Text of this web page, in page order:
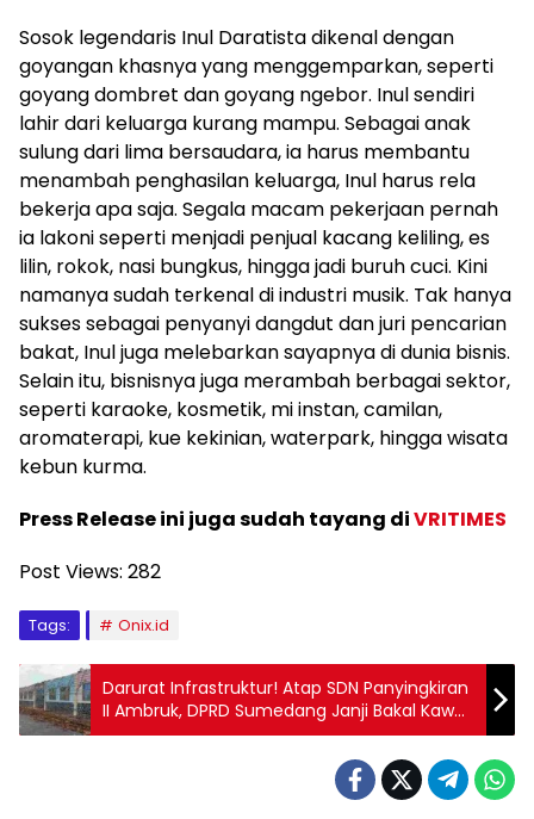
Sosok legendaris Inul Daratista dikenal dengan
goyangan khasnya yang menggemparkan, seperti
goyang dombret dan goyang ngebor. Inul sendiri
lahir dari keluarga kurang mampu. Sebagai anak
sulung dari lima bersaudara, ia harus membantu
menambah penghasilan keluarga, Inul harus rela
bekerja apa saja. Segala macam pekerjaan pernah
ia lakoni seperti menjadi penjual kacang keliling, es
lilin, rokok, nasi bungkus, hingga jadi buruh cuci. Kini
namanya sudah terkenal di industri musik. Tak hanya
sukses sebagai penyanyi dangdut dan juri pencarian
bakat, Inul juga melebarkan sayapnya di dunia bisnis.
Selain itu, bisnisnya juga merambah berbagai sektor,
seperti karaoke, kosmetik, mi instan, camilan,
aromaterapi, kue kekinian, waterpark, hingga wisata
kebun kurma.
Press Release ini juga sudah tayang diVRITIMES
Post Views: 282
Tags: Onix.id
Darurat Infrastruktur! Atap SDN Panyingkiran
II Ambruk, DPRD Sumedang Janji Bakal Kawal
Anggaran Sampai Cair